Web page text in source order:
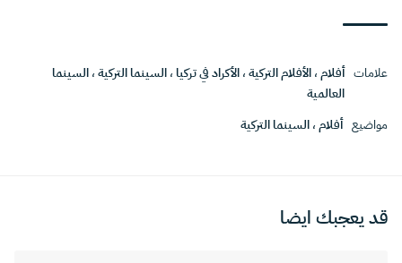
علامات أفلام،الأفلام التركية،الأكراد في تركيا،السينما التركية،السينما
العالمية
مواضيع أفلام،السينما التركية
قد يعجبك ايضا